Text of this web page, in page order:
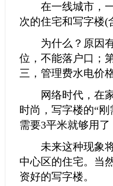
在一线城市，一
次的住宅和写字楼(
为什么？原因有
位，不能落户口；
三，管理费水电价
网络时代，在家
时尚，写字楼的“
需要3平米就够用
未来这种现象将
中心区的住宅。当
资好的写字楼。